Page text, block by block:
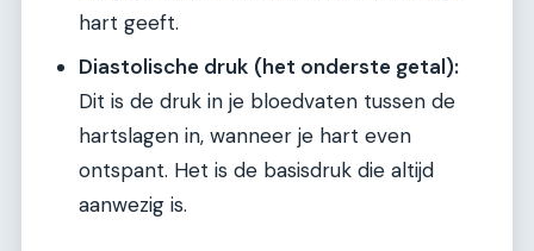
hart geeft.
Diastolische druk (het onderste getal):
Dit is de druk in je bloedvaten tussen de
hartslagen in, wanneer je hart even
ontspant. Het is de basisdruk die altijd
aanwezig is.